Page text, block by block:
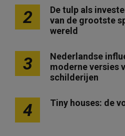
p
i
r
2
De tulp als
van de grootste
wereld
3
Nederlandse
moderne versies
schilderijen
4 Tiny houses: de